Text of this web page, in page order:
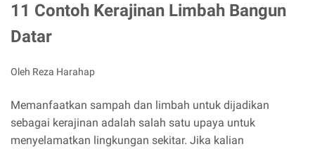
11 Contoh Kerajinan Limbah Bangun
Datar
Oleh Reza Harahap
Memanfaatkan sampah dan limbah untuk dijadikan
sebagai kerajinan adalah salah satu upaya untuk
menyelamatkan lingkungan sekitar. Jika kalian